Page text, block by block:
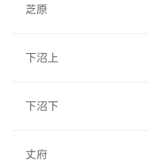
芝原
下沼上
下沼下
丈府